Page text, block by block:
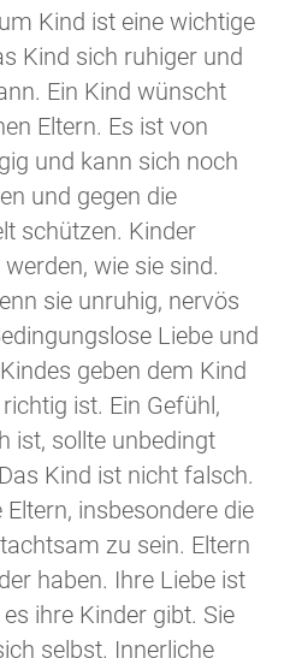
Kind ist eine wichtige
Kind sich ruhiger und
Ein Kind wünscht
Eltern. Es ist von
und kann sich noch
und gegen die
schützen. Kinder
wie sie sind.
sie unruhig, nervös
Liebe und
geben dem Kind
ist. Ein Gefühl,
ist, sollte unbedingt
Kind ist nicht falsch.
insbesondere die
zu sein. Eltern
haben. Ihre Liebe ist
ihre Kinder gibt. Sie
selbst. Innerliche